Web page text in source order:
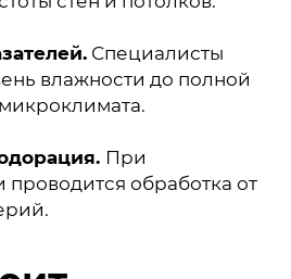
Специалисты
влажности до полной
При
проводится обработка от